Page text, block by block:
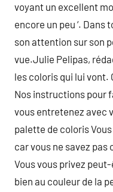
voyant un excellent
encore un peu ‘. Dans
son attention sur son
vue.Julie Pelipas,
les coloris qui lui
Nos instructions pour
vous entretenez avec
palette de coloris
car vous ne savez
Vous vous privez
bien au couleur de la